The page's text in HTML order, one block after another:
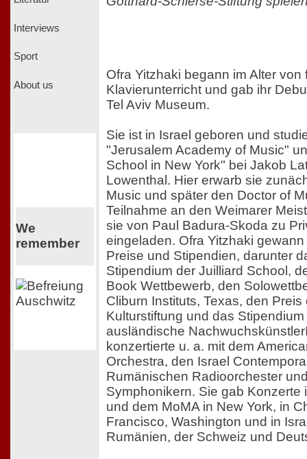
Interviews
Sport
About us
We
remember
Ofra Yitzhaki begann im Alter von
Klavierunterricht und gab ihr
Tel Aviv Museum.
Sie ist in Israel geboren und
"Jerusalem Academy of Music"
School in New York" bei Jakob
Lowenthal. Hier erwarb sie
Music und später den Doctor of
Teilnahme an den Weimarer
sie von Paul Badura-Skoda zu
eingeladen. Ofra Yitzhaki
Preise und Stipendien, darunter
Stipendium der Juilliard School,
Book Wettbewerb, den
Cliburn Instituts, Texas, den
Kulturstiftung und das
ausländische
konzertierte u. a. mit dem
Orchestra, den Israel
Rumänischen Radioorchester
Symphonikern. Sie gab Konzerte
und dem MoMA in New York, in
Francisco, Washington und in
Rumänien, der Schweiz und